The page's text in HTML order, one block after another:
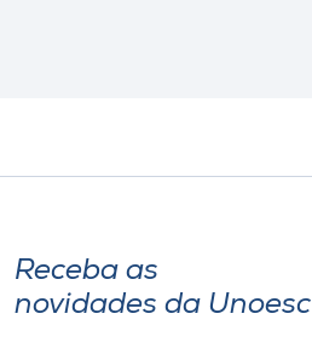
Receba as
novidades da Unoesc